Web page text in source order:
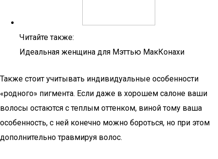
Читайте также:
Идеальная женщина для Мэттью МакКонахи
Также стоит учитывать индивидуальные особенности
«родного» пигмента. Если даже в хорошем салоне ваши
волосы остаются с теплым оттенком, виной тому ваша
особенность, с ней конечно можно бороться, но при этом
дополнительно травмируя волос.